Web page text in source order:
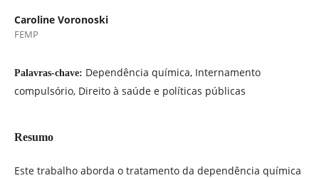
Caroline Voronoski
FEMP
Palavras-chave: Dependência química, Internamento
compulsório, Direito à saúde e políticas públicas
Resumo
Este trabalho aborda o tratamento da dependência química